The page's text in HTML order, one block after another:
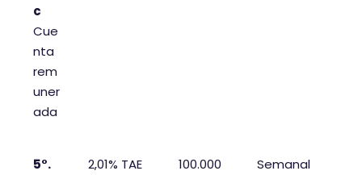
c
Cue
nta
rem
uner
ada
5°.
2,01% TAE
100.000
Semanal